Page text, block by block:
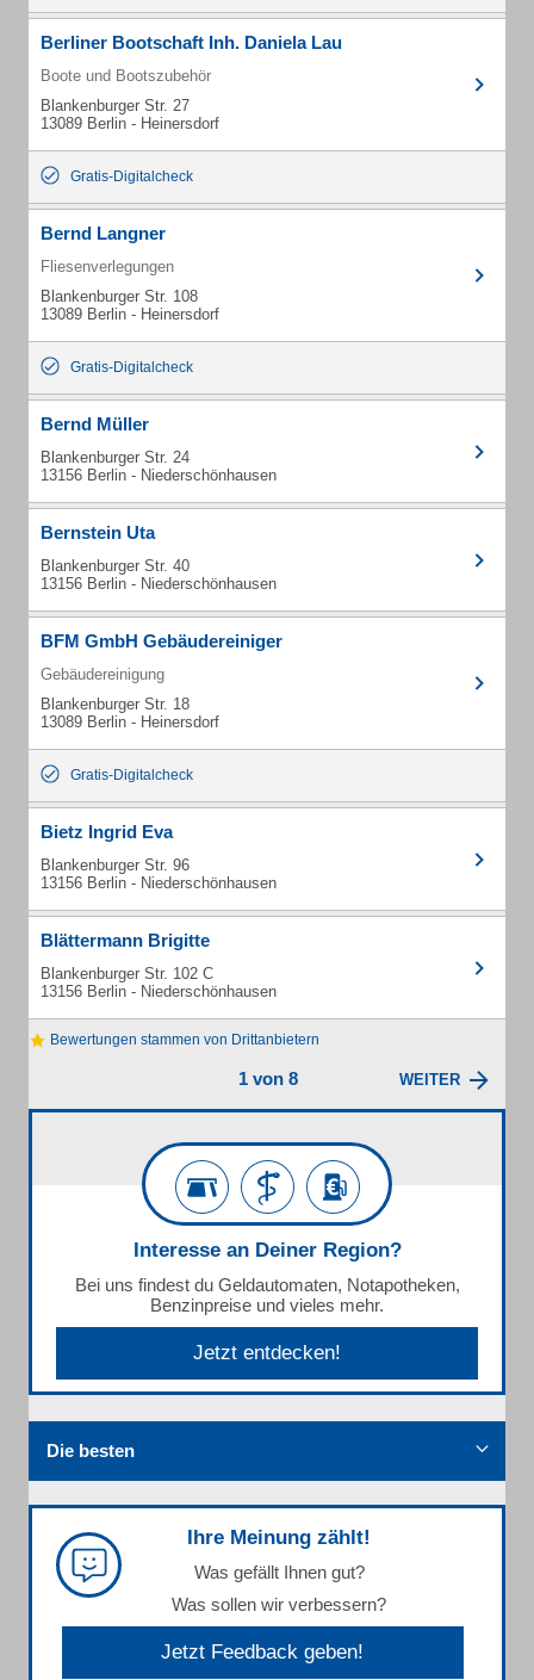
Berliner Bootschaft Inh. Daniela Lau
Boote und Bootszubehör
Blankenburger Str. 27
13089 Berlin - Heinersdorf
Gratis-Digitalcheck
Bernd Langner
Fliesenverlegungen
Blankenburger Str. 108
13089 Berlin - Heinersdorf
Gratis-Digitalcheck
Bernd Müller
Blankenburger Str. 24
13156 Berlin - Niederschönhausen
Bernstein Uta
Blankenburger Str. 40
13156 Berlin - Niederschönhausen
BFM GmbH Gebäudereiniger
Gebäudereinigung
Blankenburger Str. 18
13089 Berlin - Heinersdorf
Gratis-Digitalcheck
Bietz Ingrid Eva
Blankenburger Str. 96
13156 Berlin - Niederschönhausen
Blättermann Brigitte
Blankenburger Str. 102 C
13156 Berlin - Niederschönhausen
Bewertungen stammen von Drittanbietern
1 von 8 WEITER
Interesse an Deiner Region?
Bei uns findest du Geldautomaten, Notapotheken,
Benzinpreise und vieles mehr.
Jetzt entdecken!
Die besten
Ihre Meinung zählt!
Was gefällt Ihnen gut?
Was sollen wir verbessern?
Jetzt Feedback geben!